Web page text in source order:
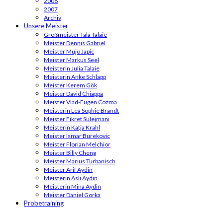
2007
Archiv
Unsere Meister
Großmeister Tala Talaie
Meister Dennis Gabriel
Meister Mujo Japic
Meister Markus Seel
Meisterin Julia Talaie
Meisterin Anke Schlapp
Meister Kerem Gök
Meister David Chiappa
Meister Vlad-Eugen Cozma
Meisterin Lea Sophie Brandt
Meister Fikret Sulejmani
Meisterin Katja Krahl
Meister Ismar Burekovic
Meister Florian Melchior
Meister Billy Cheng
Meister Marius Turbanisch
Meister Arif Aydin
Meisterin Asli Aydin
Meisterin Mina Aydin
Meister Daniel Gorka
Probetraining